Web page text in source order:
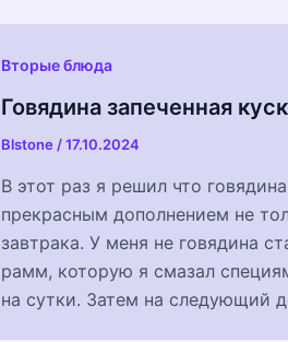
Вторые блюда
Говядина запеченная
Blstone /17.10.2024
В этот раз я решил что
прекрасным дополнением не
завтрака. У меня не говядина
рамм, которую я смазал
на сутки. Затем на следующий